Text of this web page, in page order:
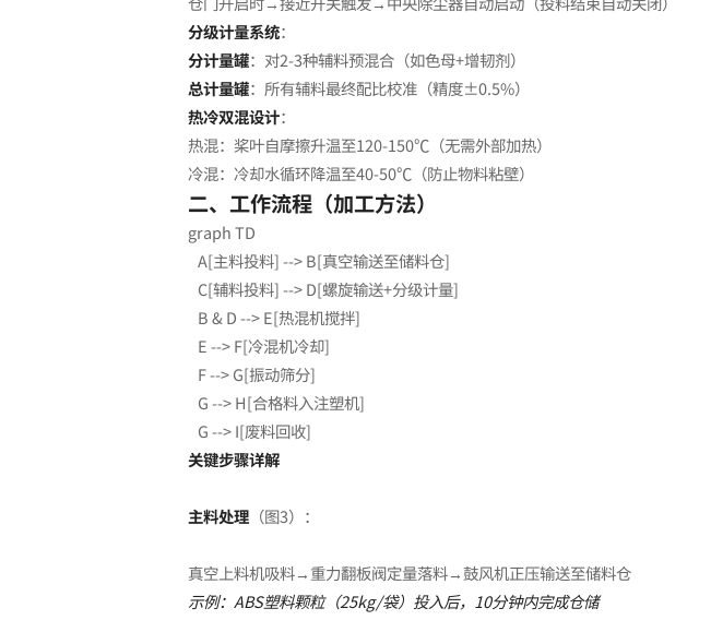
分级计量系统：
分计量罐：对2-3种辅料预混合（如色母+增韧剂）
总计量罐：所有辅料最终配比校准（精度±0.5%）
热冷双混设计：
热混：桨叶自摩擦升温至120-150℃（无需外部加热）
冷混：冷却水循环降温至40-50℃（防止物料粘壁）
二、工作流程（加工方法）
graph TD
A[主料投料] --> B[真空输送至储料仓]
C[辅料投料] --> D[螺旋输送+分级计量]
B & D --> E[热混机搅拌]
E --> F[冷混机冷却]
F --> G[振动筛分]
G --> H[合格料入注塑机]
G --> I[废料回收]
关键步骤详解
主料处理 （图3）：
真空上料机吸料→重力翻板阀定量落料→鼓风机正压输送至储料仓
示例：ABS塑料颗粒（25kg/袋）投入后，10分钟内完成仓储